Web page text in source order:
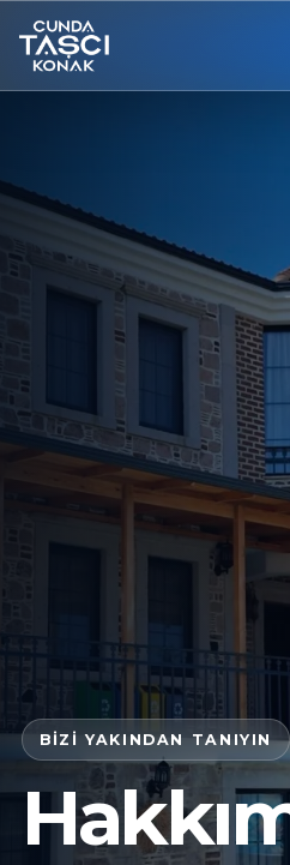
BIZI YAKINDAN TANIYIN